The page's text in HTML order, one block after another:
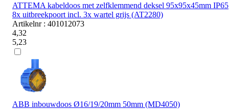
ATTEMA kabeldoos met zelfklemmend deksel 95x95x45mm IP65
8x uitbreekpoort incl. 3x wartel grijs (AT2280)
Artikelnr : 401012073
4,32
5,23
ABB inbouwdoos Ø16/19/20mm 50mm (MD4050)